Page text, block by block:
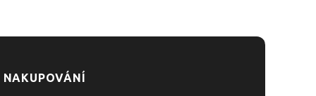
NAKUPOVÁNÍ